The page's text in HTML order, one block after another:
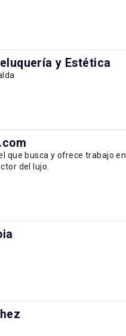
y Estética
que busca y ofrece trabajo
del lujo.